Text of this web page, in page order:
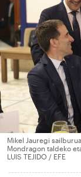
Mikel Jauregi
Mondragon taldeko
LUIS TEJIDO / EFE